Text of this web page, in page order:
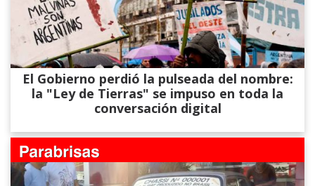
El Gobierno perdió la pulseada del nombre:
la "Ley de Tierras" se impuso en toda la
conversación digital